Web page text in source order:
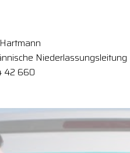
Niederlassungsleitung
42 660